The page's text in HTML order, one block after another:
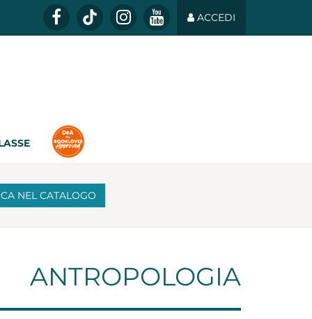
ACCEDI
NEL CATALOGO
ANTROPOLOGIA